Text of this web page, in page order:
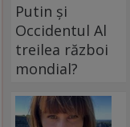
Putin și
Occidentul Al
treilea război
mondial?